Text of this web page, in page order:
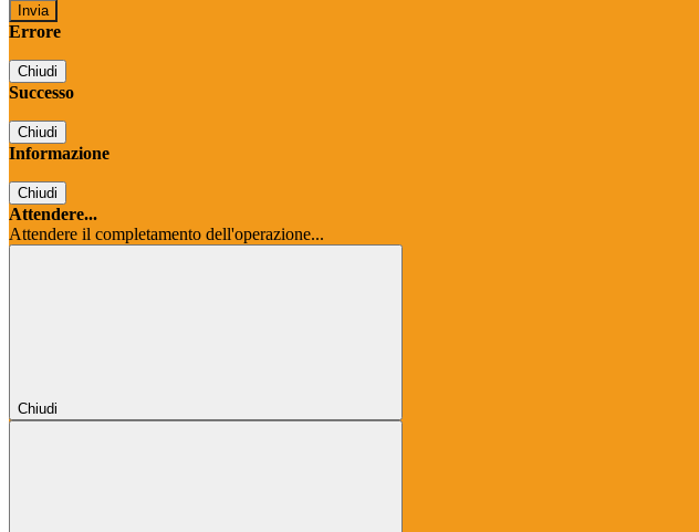
Errore
Chiudi
Successo
Chiudi
Informazione
Chiudi
Attendere...
Attendere il completamento dell'operazione...
Chiudi